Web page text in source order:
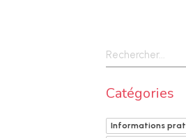
Rechercher
Catégories
Informations